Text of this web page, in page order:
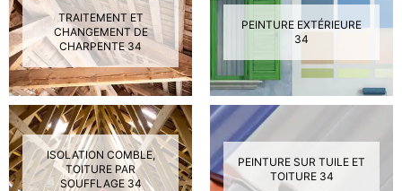
TRAITEMENT ET
CHANGEMENT DE
CHARPENTE 34
PEINTURE EXTÉRIEURE
34
ISOLATION COMBLE,
TOITURE PAR
SOUFFLAGE 34
PEINTURE SUR TUILE ET
TOITURE 34